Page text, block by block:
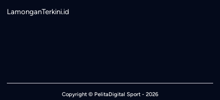
LamonganTerkini.id
Copyright © PelitaDigital Sport - 2026